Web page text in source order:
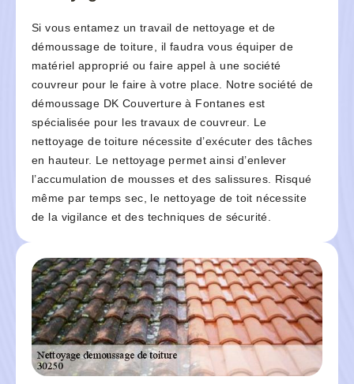
Si vous entamez un travail de nettoyage et de
démoussage de toiture, il faudra vous équiper de
matériel approprié ou faire appel à une société
couvreur pour le faire à votre place. Notre société de
démoussage DK Couverture à Fontanes est
spécialisée pour les travaux de couvreur. Le
nettoyage de toiture nécessite d’exécuter des tâches
en hauteur. Le nettoyage permet ainsi d’enlever
l’accumulation de mousses et des salissures. Risqué
même par temps sec, le nettoyage de toit nécessite
de la vigilance et des techniques de sécurité.